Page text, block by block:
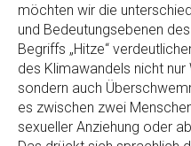
möchten wir die
und Bedeutungsebenen
Begriffs „Hitze“
des Klimawandels nicht
sondern auch
es zwischen zwei
sexueller Anziehung oder